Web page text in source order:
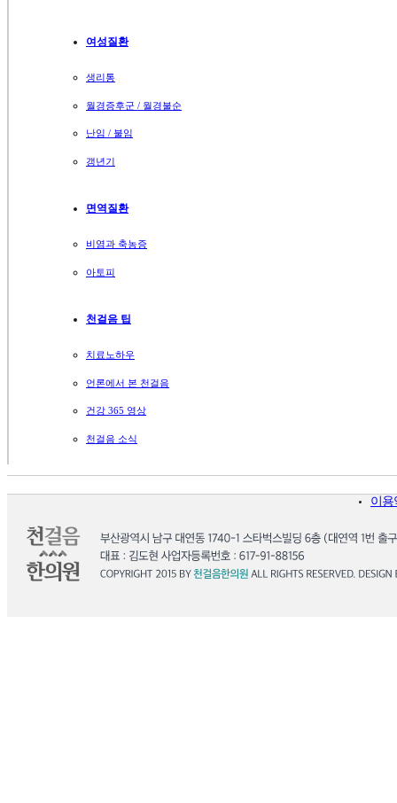
여성질환
생리통
월경증후군 / 월경불순
난임 / 불임
갱년기
면역질환
비염과 축농증
아토피
천걸음 팁
치료노하우
언론에서 본 천걸음
건강 365 영상
천걸음 소식
이용